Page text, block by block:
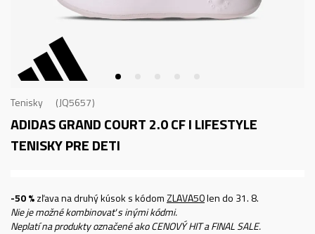
Tenisky JQ5657
ADIDAS GRAND COURT 2.0 CF ILIFESTYLE
TENISKY PRE DETI
-50 %zľava na druhý kúsok s kódomZLAVA50len do 31. 8.
Nie je možné kombinovať s inými kódmi.
Neplatí na produkty označené ako CENOVÝ HIT a FINAL SALE.